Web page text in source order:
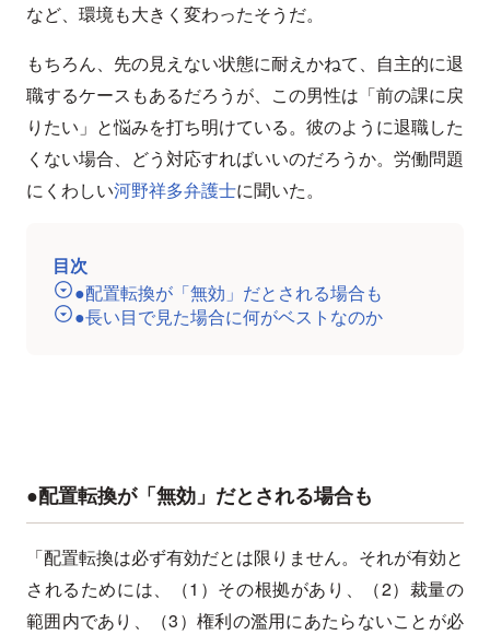
など、環境も大きく変わったそうだ。
もちろん、先の見えない状態に耐えかねて、自主的に退
職するケースもあるだろうが、この男性は「前の課に戻
りたい」と悩みを打ち明けている。彼のように退職した
くない場合、どう対応すればいいのだろうか。労働問題
にくわしい河野祥多弁護士に聞いた。
目次
●配置転換が「無効」だとされる場合も
●長い目で見た場合に何がベストなのか
●配置転換が「無効」だとされる場合も
「配置転換は必ず有効だとは限りません。それが有効と
されるためには、（1）その根拠があり、（2）裁量の
範囲内であり、（3）権利の濫用にあたらないことが必